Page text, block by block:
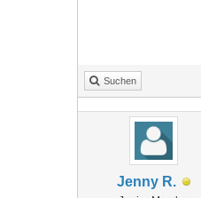
Suchen
Jenny R.